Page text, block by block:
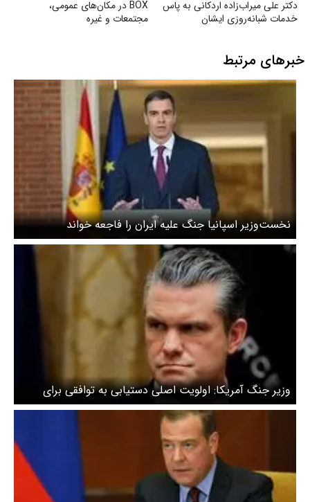
دکتر علی میراب‌زاده اردکانی به پاس
خدمات شبانه‌روزی ایشان
BOX در مکان‌های عمومی،
مجتمعات و غیره
خبرهای مرتبط
نخست‌وزیر اسپانیا جنگ علیه ایران را فاجعه خواند
وزیر جنگ آمریکا: اولویت اصلی دستیابی به توافقی برای
پایان دادن به جنگ است